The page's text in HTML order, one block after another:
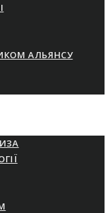
АЛЬЯНСУ